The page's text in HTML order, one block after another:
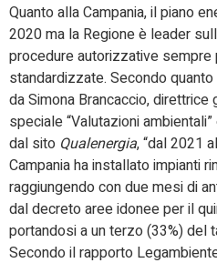
Quanto alla Campania, il piano
2020 ma la Regione è leader
procedure autorizzative
standardizzate. Secondo
da Simona Brancaccio, direttrice
speciale “Valutazioni
dal sito Qualenergia, “dal 2021
Campania ha installato impianti
raggiungendo con due mesi di
dal decreto aree idonee per il
portandosi a un terzo (33%) del
Secondo il rapporto